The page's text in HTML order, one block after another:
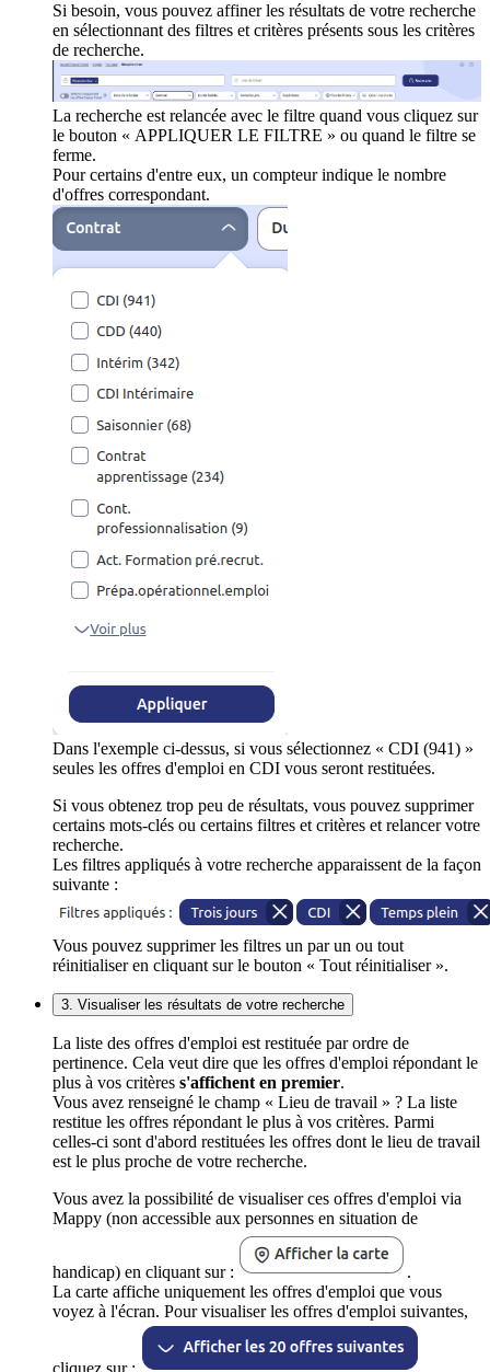
Si besoin, vous pouvez affiner les résultats de votre recherche
en sélectionnant des filtres et critères présents sous les critères
de recherche.
La recherche est relancée avec le filtre quand vous cliquez sur
le bouton « APPLIQUER LE FILTRE » ou quand le filtre se
ferme.
Pour certains d'entre eux, un compteur indique le nombre
d'offres correspondant.
Dans l'exemple ci-dessus, si vous sélectionnez « CDI (941) »
seules les offres d'emploi en CDI vous seront restituées.
Si vous obtenez trop peu de résultats, vous pouvez supprimer
certains mots-clés ou certains filtres et critères et relancer votre
recherche.
Les filtres appliqués à votre recherche apparaissent de la façon
suivante :
Vous pouvez supprimer les filtres un par un ou tout
réinitialiser en cliquant sur le bouton « Tout réinitialiser ».
3. Visualiser les résultats de votre recherche
La liste des offres d'emploi est restituée par ordre de
pertinence. Cela veut dire que les offres d'emploi répondant le
plus à vos critères s'affichent en premier.
Vous avez renseigné le champ « Lieu de travail » ? La liste
restitue les offres répondant le plus à vos critères. Parmi
celles-ci sont d'abord restituées les offres dont le lieu de travail
est le plus proche de votre recherche.
Vous avez la possibilité de visualiser ces offres d'emploi via
Mappy (non accessible aux personnes en situation de
handicap) en cliquant sur :
.
La carte affiche uniquement les offres d'emploi que vous
voyez à l'écran. Pour visualiser les offres d'emploi suivantes,
cliquez sur :